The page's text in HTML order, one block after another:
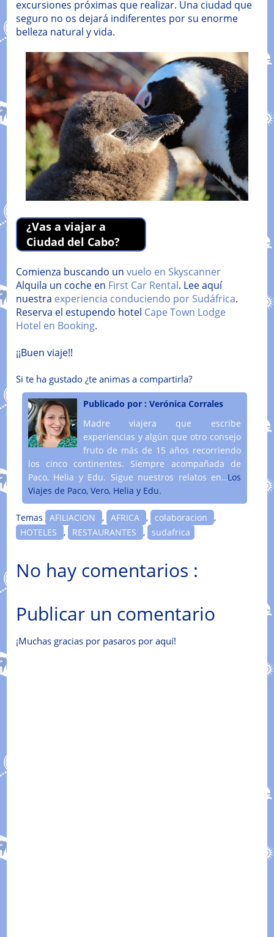
excursiones próximas que realizar. Una ciudad que
seguro no os dejará indiferentes por su enorme
belleza natural y vida.
¿Vas a viajar a
Ciudad del Cabo?
Comienza buscando un vuelo en Skyscanner
Alquila un coche en First Car Rental. Lee aquí
nuestra experiencia conduciendo por Sudáfrica.
Reserva el estupendo hotel Cape Town Lodge
Hotel en Booking.
¡¡Buen viaje!!
Si te ha gustado ¿te animas a compartirla?
Publicado por : Verónica Corrales
Madre viajera que escribe
experiencias y algún que otro consejo
fruto de más de 15 años recorriendo
los cinco continentes. Siempre acompañada de
Paco, Helia y Edu. Sigue nuestros relatos en....
Los
Viajes de Paco, Vero, Helia y Edu.
Temas AFILIACION , AFRICA , colaboracion
,
HOTELES
, RESTAURANTES , sudafrica
No hay comentarios :
Publicar un comentario
¡Muchas gracias por pasaros por aquí!